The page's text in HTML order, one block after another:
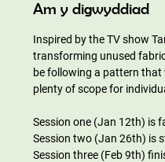
Am y digwyddiad
Inspired by the TV show
transforming unused
be following a pattern
plenty of scope for
Session one (Jan 12th) is
Session two (Jan 26th) is
Session three (Feb 9th)